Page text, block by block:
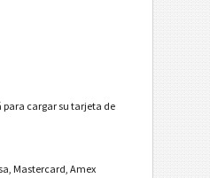
cargar su tarjeta de
Mastercard, Amex